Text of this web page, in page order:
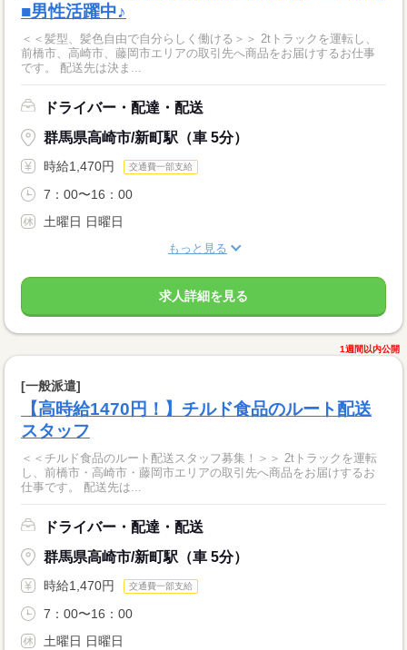
■男性活躍中♪
＜＜髪型、髪色自由で自分らしく働ける＞＞ 2tトラックを運転し、
前橋市、高崎市、藤岡市エリアの取引先へ商品をお届けするお仕事
です。 配送先は決ま...
ドライバー・配達・配送
群馬県高崎市/新町駅（車 5分）
時給1,470円 交通費一部支給
7：00〜16：00
土曜日 日曜日
もっと見る
求人詳細を見る
1週間以内公開
[一般派遣]
【高時給1470円！】チルド食品のルート配送
スタッフ
＜＜チルド食品のルート配送スタッフ募集！＞＞ 2tトラックを運転
し、前橋市・高崎市・藤岡市エリアの取引先へ商品をお届けするお
仕事です。 配送先は...
ドライバー・配達・配送
群馬県高崎市/新町駅（車 5分）
時給1,470円 交通費一部支給
7：00〜16：00
土曜日 日曜日